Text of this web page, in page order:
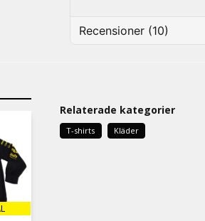
Recensioner (10)
Gerhard
2 kuukautta sitten
Allt i sin ordning, Bra.
Relaterade kategorier
T-shirts Kläder